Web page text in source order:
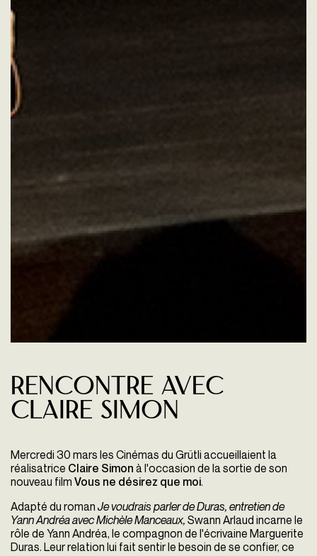
Rencontre avec
Claire Simon
Mercredi 30 mars les Cinémas du Grütli accueillaient la
réalisatrice Claire Simon à l'occasion de la sortie de son
nouveau film Vous ne désirez que moi.
Adapté du roman Je voudrais parler de Duras, entretien de
Yann Andréa avec Michèle Manceaux, Swann Arlaud incarne le
rôle de Yann Andréa, le compagnon de l'écrivaine Marguerite
Duras. Leur relation lui fait sentir le besoin de se confier, ce